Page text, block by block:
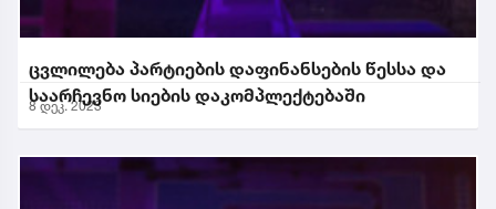
ცვლილება პარტიების დაფინანსების წესსა და
საარჩევნო სიების დაკომპლექტებაში
8 დეკ. 2023